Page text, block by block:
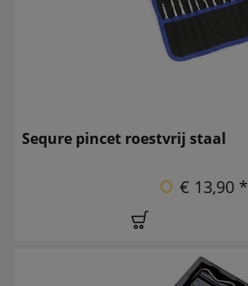
Sequre pincet roestvrij staal
€ 13,90 *